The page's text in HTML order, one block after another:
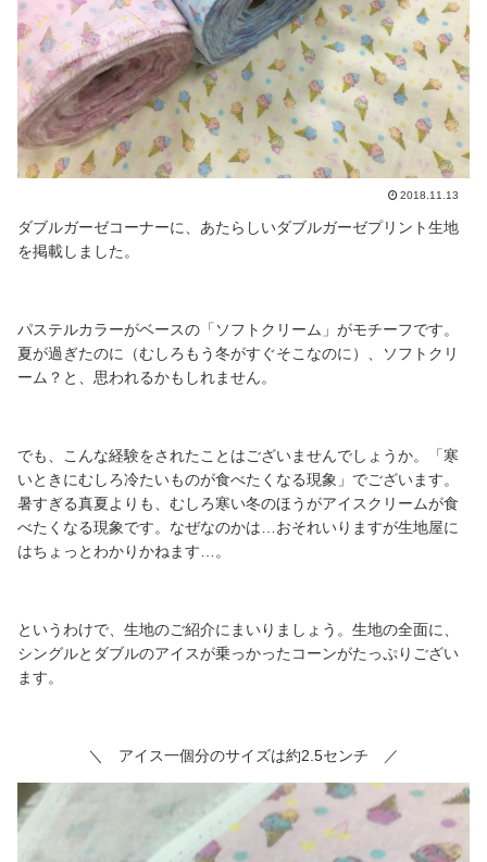
2018.11.13
ダブルガーゼコーナーに、あたらしいダブルガーゼプリント生地
を掲載しました。
パステルカラーがベースの「ソフトクリーム」がモチーフです。
夏が過ぎたのに（むしろもう冬がすぐそこなのに）、ソフトクリ
ーム？と、思われるかもしれません。
でも、こんな経験をされたことはございませんでしょうか。「寒
いときにむしろ冷たいものが食べたくなる現象」でございます。
暑すぎる真夏よりも、むしろ寒い冬のほうがアイスクリームが食
べたくなる現象です。なぜなのかは…おそれいりますが生地屋に
はちょっとわかりかねます…。
というわけで、生地のご紹介にまいりましょう。生地の全面に、
シングルとダブルのアイスが乗っかったコーンがたっぷりござい
ます。
＼ アイス一個分のサイズは約2.5センチ ／